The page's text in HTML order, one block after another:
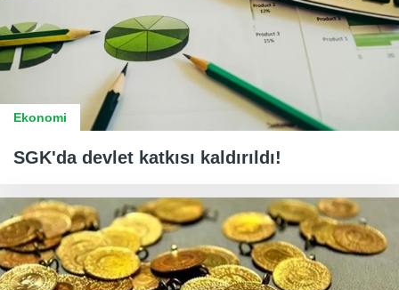
Ekonomi
SGK'da devlet katkısı kaldırıldı!